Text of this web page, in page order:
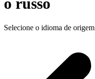
o russo
Selecione o idioma de origem